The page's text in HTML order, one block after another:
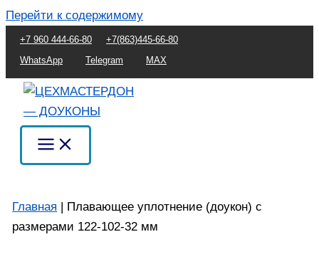
Перейти к содержимому
+7 960 444-66-80
+7(863)445-66-80
WhatsApp
Telegram MAX
Главная | Плавающее уплотнение (доукон) с
размерами 122-102-32 мм